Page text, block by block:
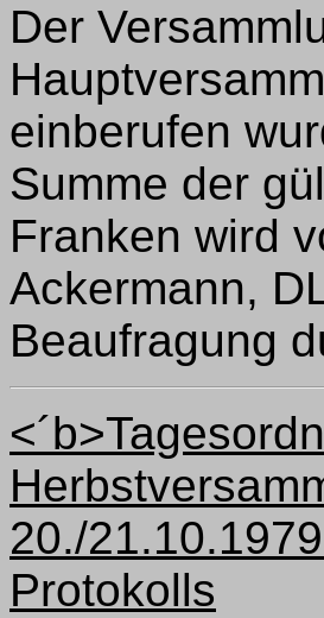
Der
einberufen
Summe der
Franken wird
Ackermann,
Beaufragung
20./
Protokolls